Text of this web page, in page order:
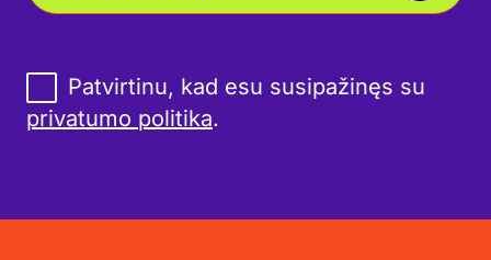
Patvirtinu, kad esu susipažinęs su
privatumo politika.